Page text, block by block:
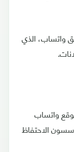
واتساب، الذي
واتساب
الاحتفاظ